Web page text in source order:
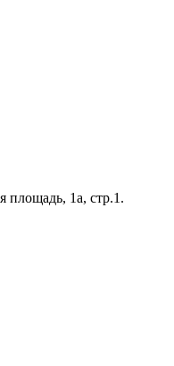
площадь, 1а, стр.1.